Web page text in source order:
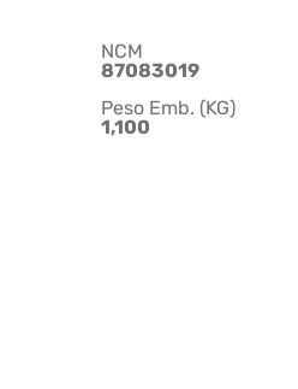
NCM
87083019
Peso Emb. (KG)
1,100